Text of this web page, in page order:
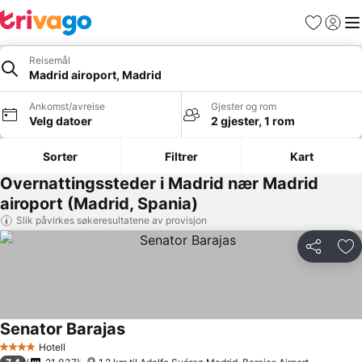
Favoritter
Logg
Reisemål
Madrid airoport, Madrid
Ankomst/avreise
Velg datoer
Gjester og rom
2 gjester, 1 rom
Sorter Filtrer Kart
Overnattingssteder i Madrid nær Madrid
airoport (Madrid, Spania)
Slik påvirkes søkeresultatene av provisjon
Del
4 StjernerHotell
Senator BarajasSe priser